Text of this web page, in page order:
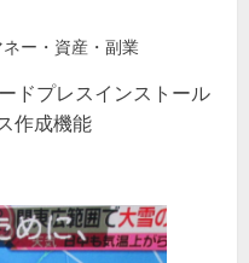
ネー・資産・副業
ドプレスインストール
作成機能